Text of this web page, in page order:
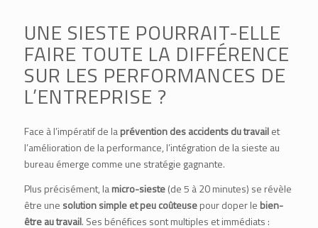
UNE SIESTE POURRAIT-ELLE
FAIRE TOUTE LA DIFFÉRENCE
SUR LES PERFORMANCES DE
L’ENTREPRISE ?
Face à l’impératif de laprévention des accidents du travailet
l’amélioration de la performance, l’intégration de la sieste au
bureau émerge comme une stratégie gagnante.
Plus précisément, lamicro-sieste(de 5 à 20 minutes) se révèle
être une solution simple et peu coûteusepour doper le bien-
être au travail. Ses bénéfices sont multiples et immédiats :